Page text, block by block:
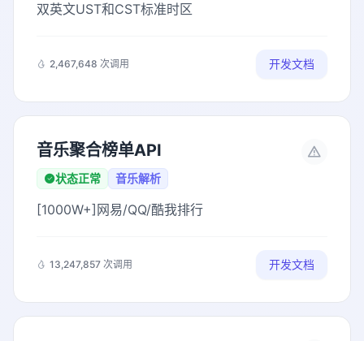
双英文UST和CST标准时区
2,467,648 次调用 开发文档
音乐聚合榜单API
状态正常 音乐解析
[1000W+]网易/QQ/酷我排行
13,247,857 次调用 开发文档